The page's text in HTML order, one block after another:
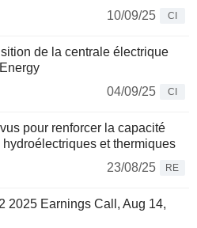
10/09/25
CI
de la centrale électrique
04/09/25
CI
pour renforcer la capacité
et thermiques
23/08/25
RE
2025 Earnings Call, Aug 14,